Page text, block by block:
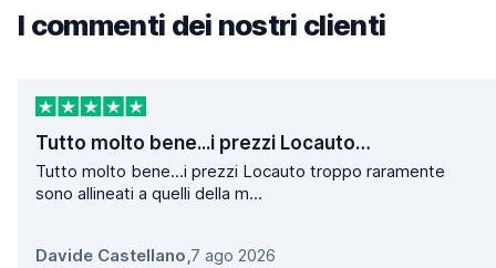
I commenti dei nostri clienti
Tutto molto bene...i prezzi Locauto…
Tutto molto bene...i prezzi Locauto troppo raramente
sono allineati a quelli della m...
Davide Castellano,7 ago 2026